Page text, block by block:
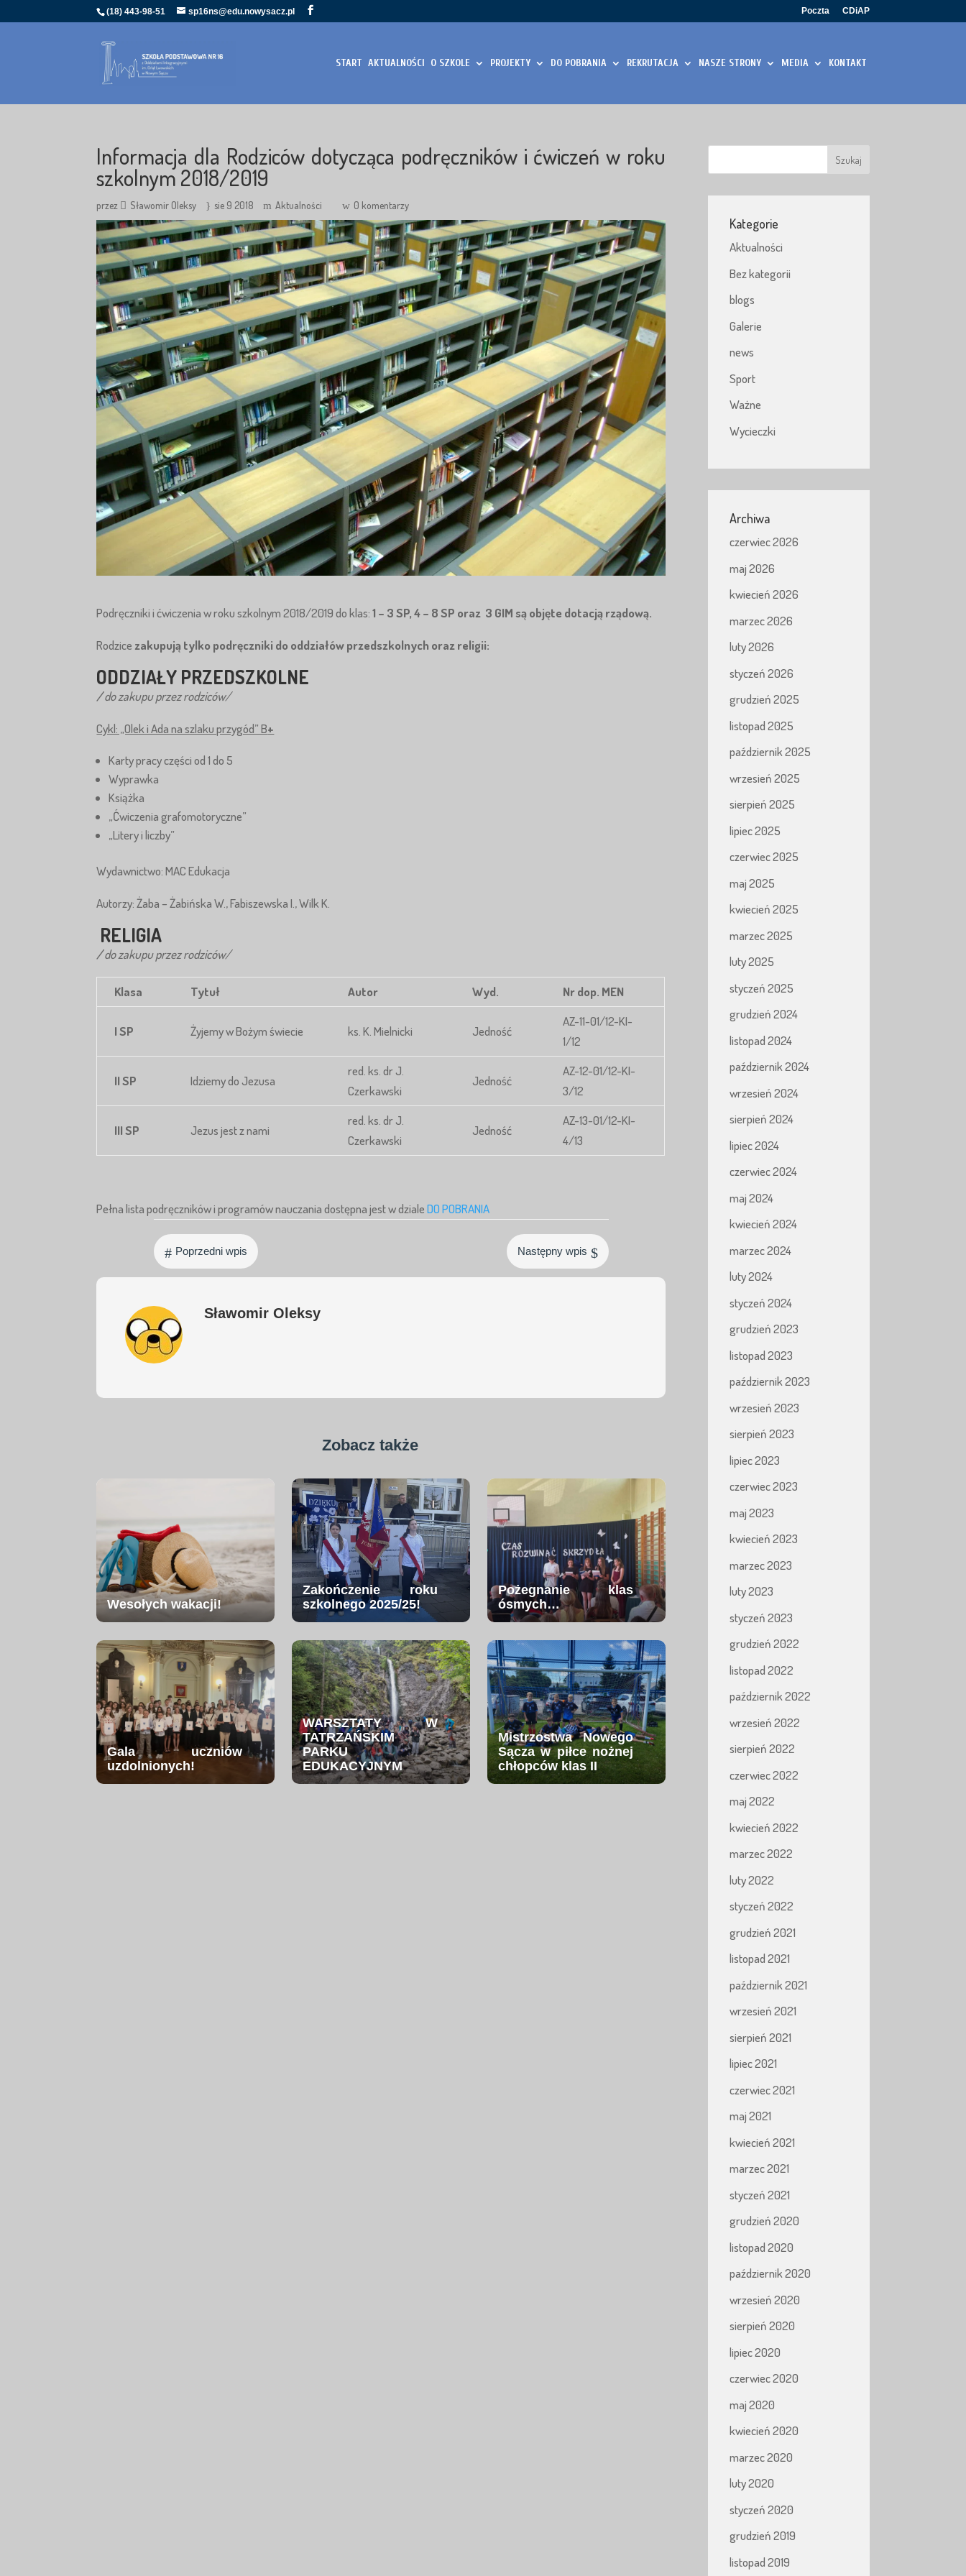
(18) 443-98-51 sp16ns@edu.nowysacz.pl Poczta CDiAP
START AKTUALNOŚCI O SZKOLE PROJEKTY DO POBRANIA REKRUTACJA NASZE STRONY MEDIA KONTAKT
Informacja dla Rodziców dotycząca podręczników i ćwiczeń w roku
szkolnym 2018/2019
przez Sławomir Oleksy sie 9 2018 Aktualności 0 komentarzy
Podręczniki i ćwiczenia w roku szkolnym 2018/2019 do klas:1 – 3 SP, 4 – 8 SP oraz 3 GIM są objęte dotacją rządową.
Rodzice zakupują tylko podręczniki do oddziałów przedszkolnych oraz religii:
ODDZIAŁY PRZEDSZKOLNE
/do zakupu przez rodziców/
Cykl: „Olek i Ada na szlaku przygód” B+
Karty pracy części od 1 do 5
Wyprawka
Książka
„Ćwiczenia grafomotoryczne”
„Litery i liczby”
Wydawnictwo: MAC Edukacja
Autorzy: Żaba – Żabińska W., Fabiszewska I., Wilk K.
RELIGIA
/do zakupu przez rodziców/
Klasa Tytuł Autor Wyd. Nr dop. MEN
I SP Żyjemy w Bożym świecie ks. K. Mielnicki Jedność
AZ-11-01/12-KI-
1/12
II SP Idziemy do Jezusa
red. ks. dr J.
Czerkawski
Jedność
AZ-12-01/12-KI-
3/12
III SP Jezus jest z nami
red. ks. dr J.
Czerkawski
Jedność
AZ-13-01/12-KI-
4/13
Pełna lista podręczników i programów nauczania dostępna jest w dzialeDO POBRANIA
# Poprzedni wpis Następny wpis $
Sławomir Oleksy
Zobacz także
Wesołych wakacji!
Zakończenie roku
szkolnego 2025/25!
Pożegnanie klas
ósmych…
Gala uczniów
uzdolnionych!
WARSZTATY W
TATRZAŃSKIM
PARKU
EDUKACYJNYM
Mistrzostwa Nowego
Sącza w piłce nożnej
chłopców klas II
Kategorie
Aktualności
Bez kategorii
blogs
Galerie
news
Sport
Ważne
Wycieczki
Archiwa
czerwiec 2026
maj 2026
kwiecień 2026
marzec 2026
luty 2026
styczeń 2026
grudzień 2025
listopad 2025
październik 2025
wrzesień 2025
sierpień 2025
lipiec 2025
czerwiec 2025
maj 2025
kwiecień 2025
marzec 2025
luty 2025
styczeń 2025
grudzień 2024
listopad 2024
październik 2024
wrzesień 2024
sierpień 2024
lipiec 2024
czerwiec 2024
maj 2024
kwiecień 2024
marzec 2024
luty 2024
styczeń 2024
grudzień 2023
listopad 2023
październik 2023
wrzesień 2023
sierpień 2023
lipiec 2023
czerwiec 2023
maj 2023
kwiecień 2023
marzec 2023
luty 2023
styczeń 2023
grudzień 2022
listopad 2022
październik 2022
wrzesień 2022
sierpień 2022
czerwiec 2022
maj 2022
kwiecień 2022
marzec 2022
luty 2022
styczeń 2022
grudzień 2021
listopad 2021
październik 2021
wrzesień 2021
sierpień 2021
lipiec 2021
czerwiec 2021
maj 2021
kwiecień 2021
marzec 2021
styczeń 2021
grudzień 2020
listopad 2020
październik 2020
wrzesień 2020
sierpień 2020
lipiec 2020
czerwiec 2020
maj 2020
kwiecień 2020
marzec 2020
luty 2020
styczeń 2020
grudzień 2019
listopad 2019